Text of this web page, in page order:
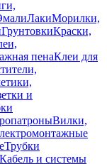
ЛакиМорилки,
ГрунтовкиКраски,
пенаКлеи для
и
Вилки,
Трубки
Кабель и системы